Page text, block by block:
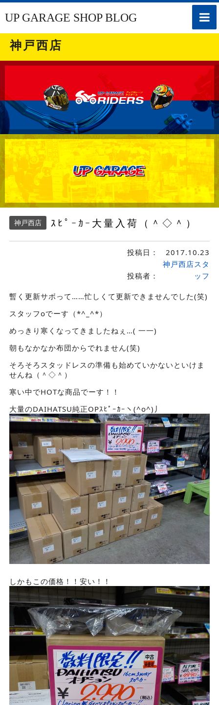
toggle
UP GARAGE SHOP BLOG
神戸西店
神戸西店 ｽﾋﾟｰｶｰ大量入荷（＾◇＾）
投稿日： 2017.10.23
投稿者：
神戸西店スタ
ッフ
暫く更新サボって……忙しくて更新できませんでした(笑)
スタッフoでーす（*^_^*）
めっきり寒くなってきましたねぇ…( 一一)
朝もなかなか布団からでれません(笑)
そろそろスタッドレスの準備も始めていかないといけま
せんね（＾◇＾）
寒い中でHOTな商品でーす！！
大量のDAIHATSU純正OPｽﾋﾟｰｶｰヽ(^o^)丿
しかもこの価格！！安い！！